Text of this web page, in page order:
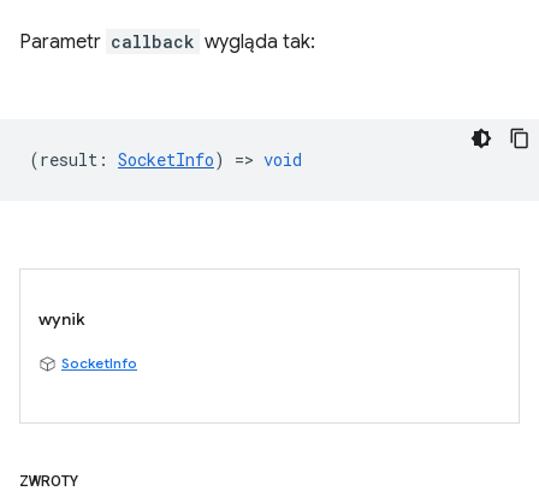
Parametr callback wygląda tak:
(result : SocketInfo) => void
wynik
SocketInfo
ZWROTY